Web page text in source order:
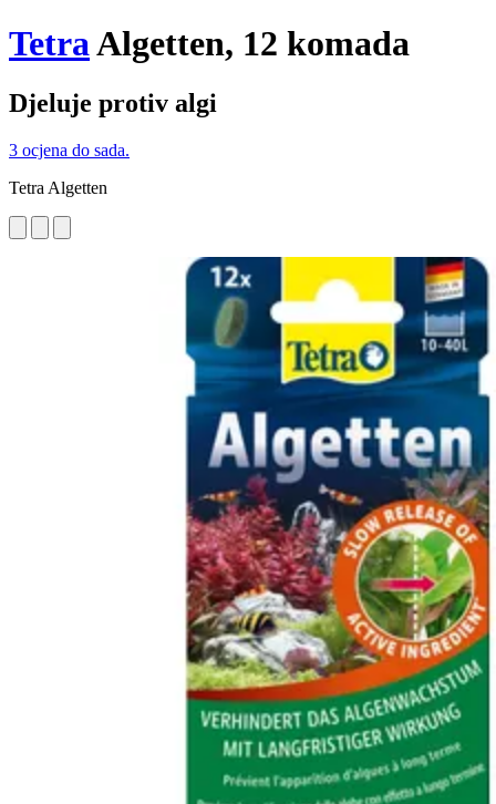
TetraAlgetten, 12 komada
Djeluje protiv algi
3 ocjena do sada.
Tetra Algetten